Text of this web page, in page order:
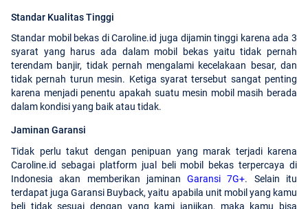
Standar Kualitas Tinggi
Standar mobil bekas di Caroline.id juga dijamin tinggi karena ada 3
syarat yang harus ada dalam mobil bekas yaitu tidak pernah
terendam banjir, tidak pernah mengalami kecelakaan besar, dan
tidak pernah turun mesin. Ketiga syarat tersebut sangat penting
karena menjadi penentu apakah suatu mesin mobil masih berada
dalam kondisi yang baik atau tidak.
Jaminan Garansi
Tidak perlu takut dengan penipuan yang marak terjadi karena
Caroline.id sebagai platform jual beli mobil bekas terpercaya di
Indonesia akan memberikan jaminanGaransi 7G+. Selain itu
terdapat juga Garansi Buyback, yaitu apabila unit mobil yang kamu
beli tidak sesuai dengan yang kami janjikan, maka kamu bisa